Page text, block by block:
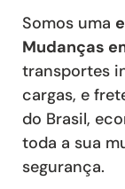
Somos uma
Mudanças
transportes
cargas, e
do Brasil,
toda a sua
segurança.